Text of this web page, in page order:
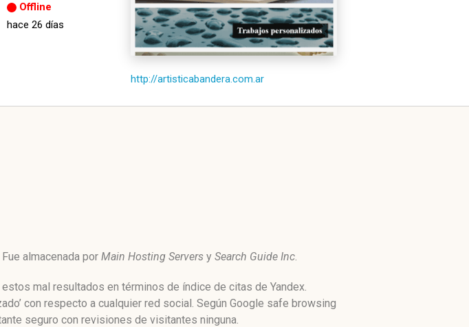
Offline
hace 26 días
http://artisticabandera.com.ar
almacenada por Main Hosting Servers y Search Guide Inc.
mal resultados en términos de índice de citas de Yandex.
con respecto a cualquier red social. Según Google safe browsing
seguro con revisiones de visitantes ninguna.